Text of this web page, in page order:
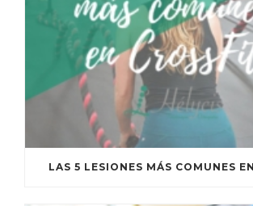
LAS 5 LESIONES MÁS COMUNES